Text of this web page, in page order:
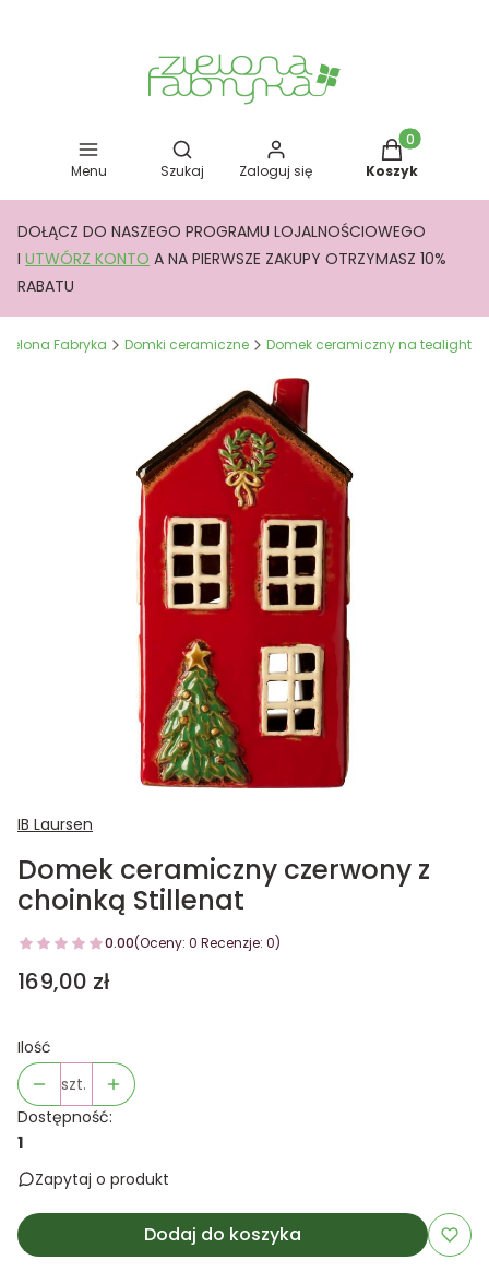
Menu
Otwórz wyszukiwarkę
Szukaj Zaloguj się
Produkty w
Koszyk
DOŁĄCZ DO NASZEGO PROGRAMU LOJALNOŚCIOWEGO
I UTWÓRZ KONTO A NA PIERWSZE ZAKUPY OTRZYMASZ 10%
RABATU
Zielona Fabryka Domki ceramiczne Domek ceramiczny na tealight
IB Laursen
Domek ceramiczny czerwony z
choinką Stillenat
0.00(Oceny: 0 Recenzje: 0)
Cena
169,00 zł
Ilość
szt.
Dostępność:
1
Zapytaj o produkt
Dodaj do koszyka